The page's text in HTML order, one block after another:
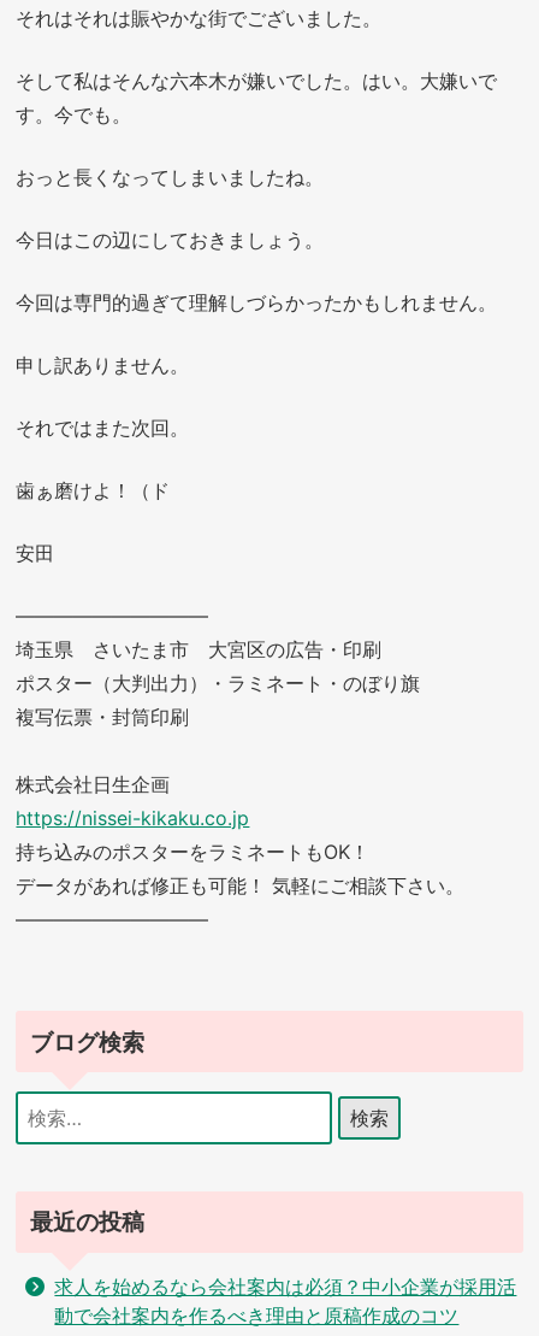
それはそれは賑やかな街でございました。
そして私はそんな六本木が嫌いでした。はい。大嫌いで
す。今でも。
おっと長くなってしまいましたね。
今日はこの辺にしておきましょう。
今回は専門的過ぎて理解しづらかったかもしれません。
申し訳ありません。
それではまた次回。
歯ぁ磨けよ！（ド
安田
——————————
埼玉県 さいたま市 大宮区の広告・印刷
ポスター（大判出力）・ラミネート・のぼり旗
複写伝票・封筒印刷
株式会社日生企画
https://nissei-kikaku.co.jp
持ち込みのポスターをラミネートもOK！
データがあれば修正も可能！ 気軽にご相談下さい。
——————————
ブログ検索
検
索:
最近の投稿
求人を始めるなら会社案内は必須？中小企業が採用活
動で会社案内を作るべき理由と原稿作成のコツ